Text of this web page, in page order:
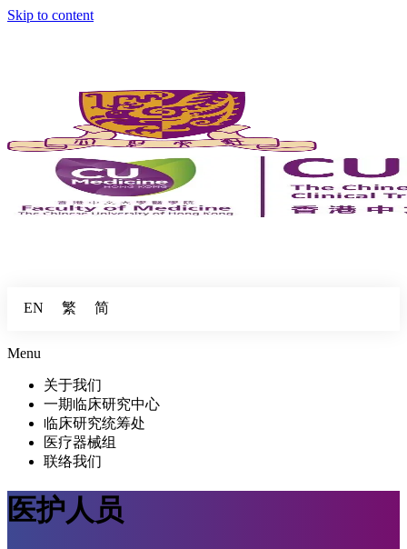
Skip to content
EN 繁 简
Menu
关于我们
一期临床研究中心
临床研究统筹处
医疗器械组
联络我们
医护人员